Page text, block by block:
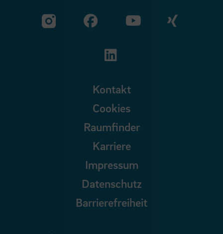
Zu unserer Facebook
Zu
Zu unserer
Kontakt
Cookies
Raumfinder
Karriere
Impressum
Datenschutz
Barrierefreiheit